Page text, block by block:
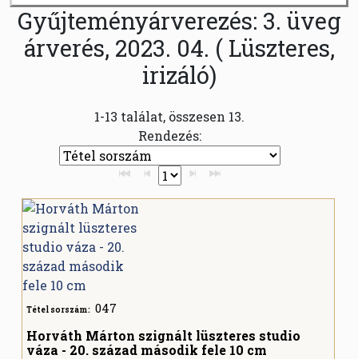
Gyűjteményárverezés: 3. üveg
árverés, 2023. 04. ( Lüszteres,
irizáló)
1-13 találat, összesen 13.
Rendezés:
Tétel sorszám: 047
Horváth Márton szignált lüszteres studio
váza - 20. század második fele 10 cm